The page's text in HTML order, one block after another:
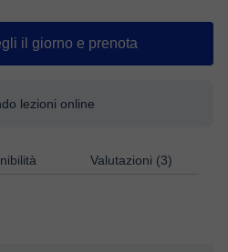
il giorno e prenota
lezioni online
Valutazioni (3)